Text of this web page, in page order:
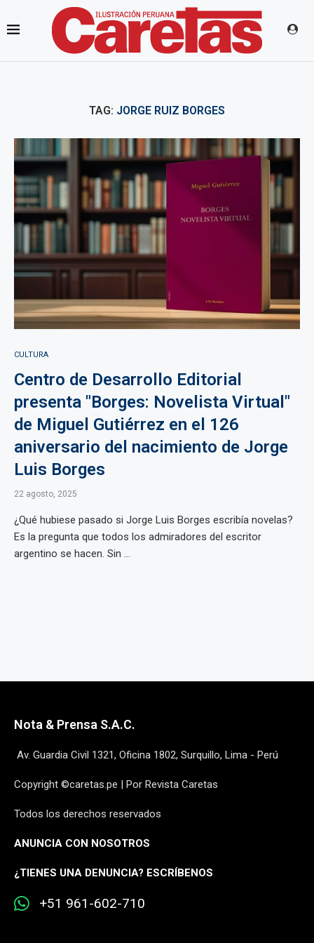
TAG: JORGE RUIZ BORGES
CULTURA
Centro de Desarrollo Editorial
presenta "Borges: Novelista Virtual"
de Miguel Gutiérrez en el 126
aniversario del nacimiento de Jorge
Luis Borges
22 agosto, 2025
¿Qué hubiese pasado si Jorge Luis Borges escribía novelas?
Es la pregunta que todos los admiradores del escritor
argentino se hacen. Sin ...
Nota & Prensa S.A.C.
Av. Guardia Civil 1321, Oficina 1802, Surquillo, Lima - Perú
Copyright ©caretas.pe | Por Revista Caretas
Todos los derechos reservados
ANUNCIA CON NOSOTROS
¿TIENES UNA DENUNCIA? ESCRÍBENOS
+51 961-602-710